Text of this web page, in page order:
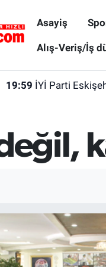
Asayiş
Alış-Veriş/İş
19:59 İYİ Parti